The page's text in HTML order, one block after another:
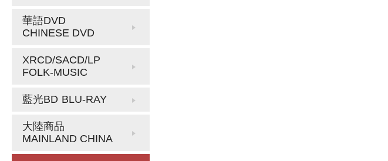
華語DVD
CHINESE DVD
XRCD/SACD/LP
FOLK-MUSIC
藍光BD BLU-RAY
大陸商品
MAINLAND CHINA